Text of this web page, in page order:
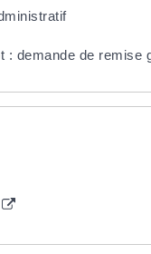
: demande de remise